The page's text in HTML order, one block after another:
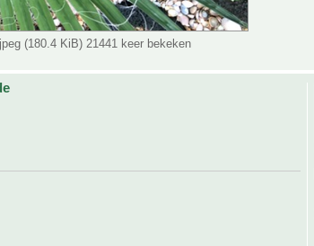
(180.4 KiB) 21441 keer bekeken